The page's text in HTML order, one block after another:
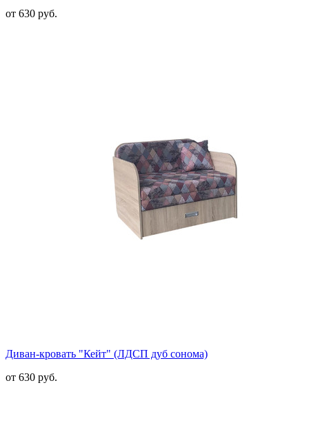
от 630 руб.
Диван-кровать "Кейт" (ЛДСП дуб сонома)
от 630 руб.